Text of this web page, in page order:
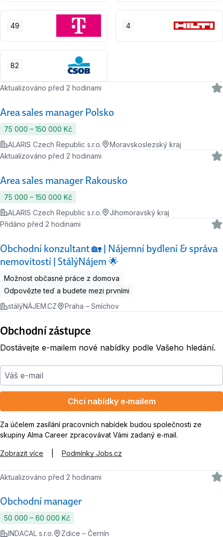
49 4
82
Area sales manager Polsko
Aktualizováno před 2 hodinami
75 000 ‍–‍ 150 000 Kč
ALARIS Czech Republic s.r.o.
Moravskoslezský kraj
Area sales manager Rakousko
Aktualizováno před 2 hodinami
75 000 ‍–‍ 150 000 Kč
ALARIS Czech Republic s.r.o.
Jihomoravský kraj
Obchodní konzultant 🏡 | Nájemní bydlení & správa
nemovitostí | StálýNájem 🌟
Přidáno před 2 hodinami
Možnost občasné práce z domova
Odpovězte teď a budete mezi prvními
stálýNÁJEM.CZ
Praha – Smíchov
Obchodní zástupce
Dostávejte e-mailem nové nabídky podle Vašeho hledání.
Váš e-mail
Chci nabídky e‑mailem
Za účelem zasílání pracovních nabídek budou společnosti ze
skupiny Alma Career zpracovávat Vámi zadaný e‑mail.
Zobrazit více Podmínky Jobs.cz
Obchodní manager
Aktualizováno před 2 hodinami
50 000 ‍–‍ 60 000 Kč
INDACAL s.r.o.
Zdice – Černín